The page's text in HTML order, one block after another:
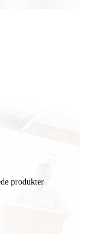
produkter